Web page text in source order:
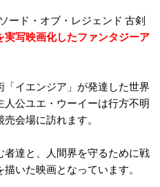
ード・オブ・レジェンド 古剣
実写映画化したファンタジーア
イエンジア」が発達した世界
公ユエ・ウーイーは行方不明
会場に訪れます。
達と、人間界を守るために戦
いた映画となっています。